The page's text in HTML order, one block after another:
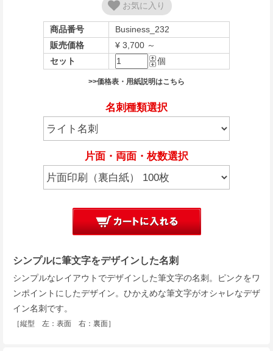
お気に入り
商品番号
Business_232
販売価格
¥ 3,700 ～
セット
個
>>価格表・用紙説明はこちら
名刺種類選択
片面・両面・枚数選択
シンプルに筆文字をデザインした名刺
シンプルなレイアウトでデザインした筆文字の名刺。ピンクをワ
ンポイントにしたデザイン。ひかえめな筆文字がオシャレなデザ
イン名刺です。
［縦型 左：表面 右：裏面］